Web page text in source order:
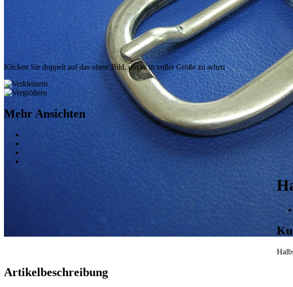
Klicken Sie doppelt auf das obere Bild, um es in voller Größe zu sehen
Mehr Ansichten
Artikelbeschreibung